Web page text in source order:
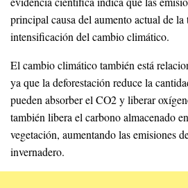
principal causa del aumento actual de
intensificación del cambio climático.
El cambio climático también está
ya que la deforestación reduce la
pueden absorber el CO2 y liberar
también libera el carbono almacenado
vegetación, aumentando las emisiones
invernadero.